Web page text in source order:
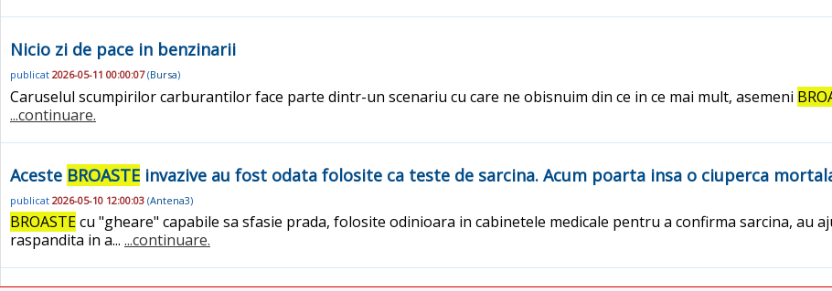
Nicio zi de pace in benzinarii
publicat 2026-05-11 00:00:07(Bursa)
Caruselul scumpirilor carburantilor face parte dintr-un scenariu cu care ne obisnuim din ce in ce mai mult, asemeni
...continuare.
Aceste BROASTE invazive au fost odata folosite ca teste de sarcina. Acum poarta insa o ciuperca
publicat 2026-05-10 12:00:03 (Antena3)
BROASTEcu "gheare" capabile sa sfasie prada, folosite odinioara in cabinetele medicale pentru a confirma sarcina, au
raspandita in a... ...continuare.